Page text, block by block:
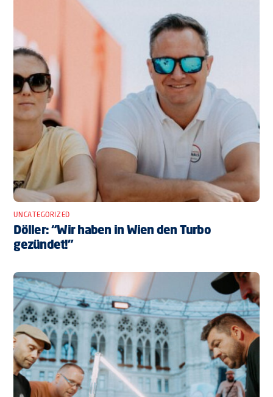
UNCATEGORIZED
Döller: “Wir haben in Wien den Turbo
gezündet!”